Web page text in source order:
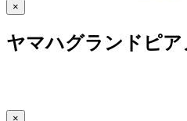
×
ヤマハグランドピ
×